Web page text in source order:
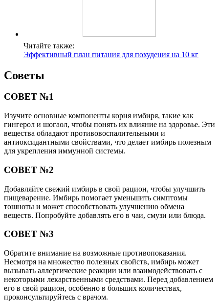
Читайте также:
Эффективный план питания для похудения на 10 кг
Советы
СОВЕТ №1
Изучите основные компоненты корня имбиря, такие как
гингерол и шогаол, чтобы понять их влияние на здоровье. Эти
вещества обладают противовоспалительными и
антиоксидантными свойствами, что делает имбирь полезным
для укрепления иммунной системы.
СОВЕТ №2
Добавляйте свежий имбирь в свой рацион, чтобы улучшить
пищеварение. Имбирь помогает уменьшить симптомы
тошноты и может способствовать улучшению обмена
веществ. Попробуйте добавлять его в чаи, смузи или блюда.
СОВЕТ №3
Обратите внимание на возможные противопоказания.
Несмотря на множество полезных свойств, имбирь может
вызывать аллергические реакции или взаимодействовать с
некоторыми лекарственными средствами. Перед добавлением
его в свой рацион, особенно в больших количествах,
проконсультируйтесь с врачом.